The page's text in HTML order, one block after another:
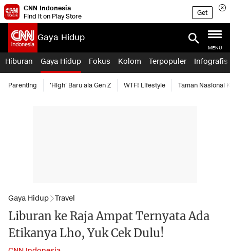
CNN Indonesia
Find it on Play Store
Get
Gaya Hidup
MENU
Hiburan Gaya Hidup Fokus Kolom Terpopuler Infografis
Parenting 'High' Baru ala Gen Z WTF! Lifestyle Taman Nasional
Gaya Hidup Travel
Liburan ke Raja Ampat Ternyata Ada
Etikanya Lho, Yuk Cek Dulu!